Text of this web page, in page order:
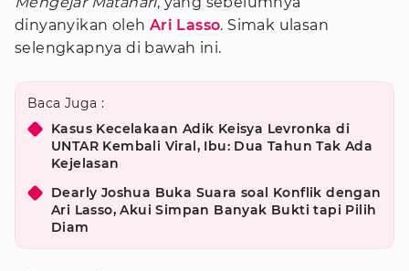
dinyanyikan oleh Ari Lasso. Simak ulasan
selengkapnya di bawah ini.
Baca Juga :
Kasus Kecelakaan Adik Keisya Levronka di
UNTAR Kembali Viral, Ibu: Dua Tahun Tak Ada
Kejelasan
Dearly Joshua Buka Suara soal Konflik dengan
Ari Lasso, Akui Simpan Banyak Bukti tapi Pilih
Diam